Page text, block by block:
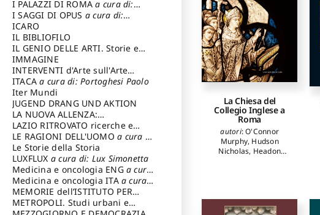
La Chiesa del
Collegio Inglese a
Roma
autori:O'Connor
Murphy, Hudson
Nicholas, Headon
Sara,Violini Paolo,
Riotta Claudio
I PALAZZI DI ROMAa cura di:
Ippoliti Alessandro
I SAGGI DI OPUS a cura di:
Scalesse Tommaso
ICARO
IL BIBLIOFILO
IL GENIO DELLE ARTI. Storie e
interpretazione
IMMAGINE
INTERVENTI d'Arte sull'Arte
dedicata alla cultura della
conservazione d’arte
Fondazione Paola Droghetti onlus
ITACAa cura di: Portoghesi Paolo
Iter Mundi
JUGEND DRANG UND AKTION
LA NUOVA ALLENZA:
ARCHITETTURA & AMBIENTE
LAZIO RITROVATO ricerche e
restauri
LE RAGIONI DELL'UOMOa cura di:
Lombardi Satriani Luigi
Le Storie della Storia
LUXFLUX a cura di: Lux Simonetta
Medicina e oncologia ENG a cura
di: Lopez Massimo
Medicina e oncologia ITA a cura
di: Lopez Massimo
MEMORIE dell’ISTITUTO PER
STORIA DEL RISORGIMENTO
METROPOLI. Studi urbani e